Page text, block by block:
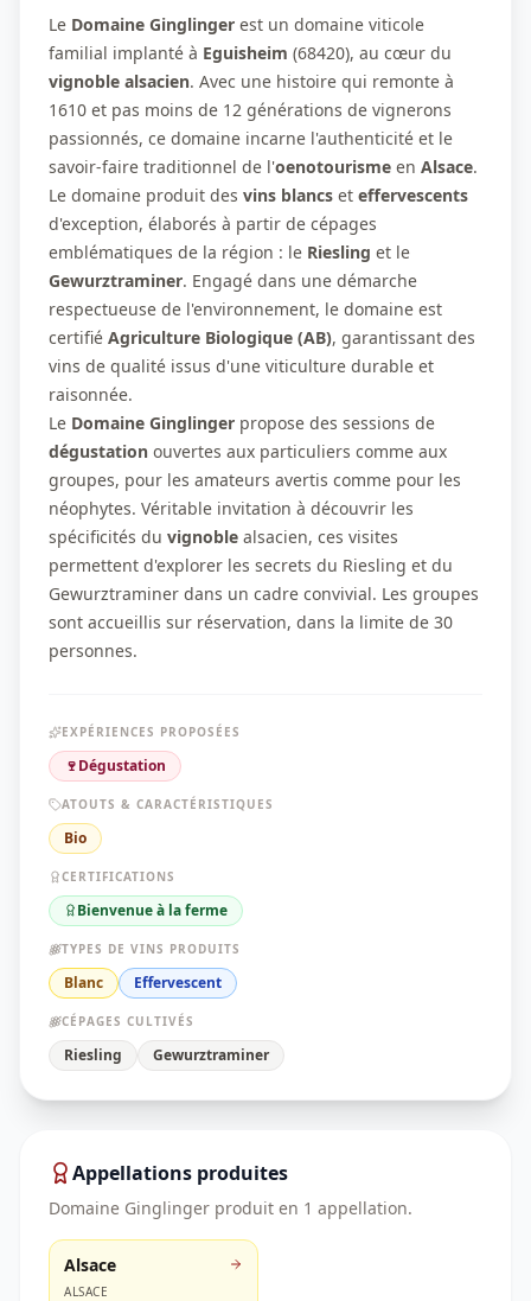
Le Domaine Ginglinger est un domaine viticole
familial implanté à Eguisheim (68420), au cœur du
vignoble alsacien. Avec une histoire qui remonte à
1610 et pas moins de 12 générations de vignerons
passionnés, ce domaine incarne l'authenticité et le
savoir-faire traditionnel de l'oenotourisme en Alsace.
Le domaine produit des vins blancs et effervescents
d'exception, élaborés à partir de cépages
emblématiques de la région : le Riesling et le
Gewurztraminer. Engagé dans une démarche
respectueuse de l'environnement, le domaine est
certifié Agriculture Biologique (AB), garantissant des
vins de qualité issus d'une viticulture durable et
raisonnée.
Le Domaine Ginglinger propose des sessions de
dégustation ouvertes aux particuliers comme aux
groupes, pour les amateurs avertis comme pour les
néophytes. Véritable invitation à découvrir les
spécificités du vignoble alsacien, ces visites
permettent d'explorer les secrets du Riesling et du
Gewurztraminer dans un cadre convivial. Les groupes
sont accueillis sur réservation, dans la limite de 30
personnes.
EXPÉRIENCES PROPOSÉES
🍷Dégustation
ATOUTS & CARACTÉRISTIQUES
Bio
CERTIFICATIONS
Bienvenue à la ferme
TYPES DE VINS PRODUITS
Blanc Effervescent
CÉPAGES CULTIVÉS
Riesling Gewurztraminer
Appellations produites
Domaine Ginglinger produit en 1 appellation.
Alsace
ALSACE